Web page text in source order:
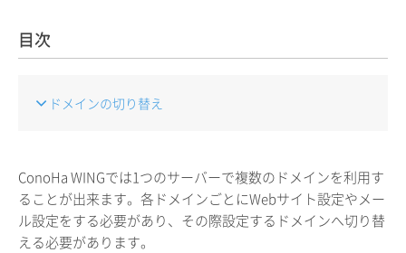
目次
ドメインの切り替え
ConoHa WINGでは1つのサーバーで複数のドメインを利用す
ることが出来ます。各ドメインごとにWebサイト設定やメー
ル設定をする必要があり、その際設定するドメインへ切り替
える必要があります。